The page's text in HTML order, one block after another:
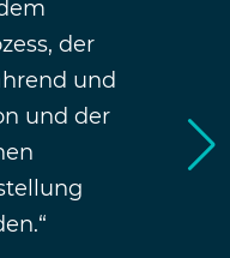
der
und
und der